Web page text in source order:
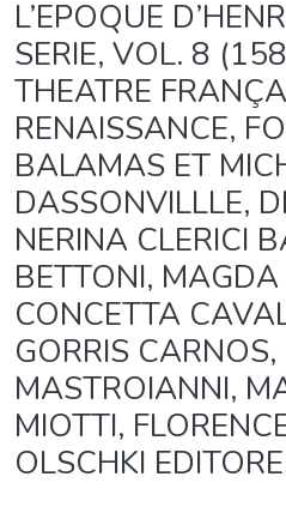
L’EPOQUE
SERIE, VOL. 8
THEATRE
RENAISSANCE,
BALAMAS ET
DASSONVILLLE,
NERINA CLERICI
BETTONI,
CONCETTA
GORRIS CARNOS,
MASTROIANNI,
MIOTTI,
OLSCHKI